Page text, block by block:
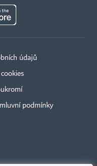
údajů
podmínky